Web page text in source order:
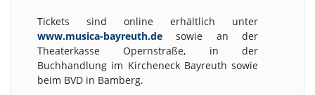
Tickets sind online erhältlich unter
www.musica-bayreuth.de sowie an der
Theaterkasse Opernstraße, in der
Buchhandlung im Kircheneck Bayreuth sowie
beim BVD in Bamberg.